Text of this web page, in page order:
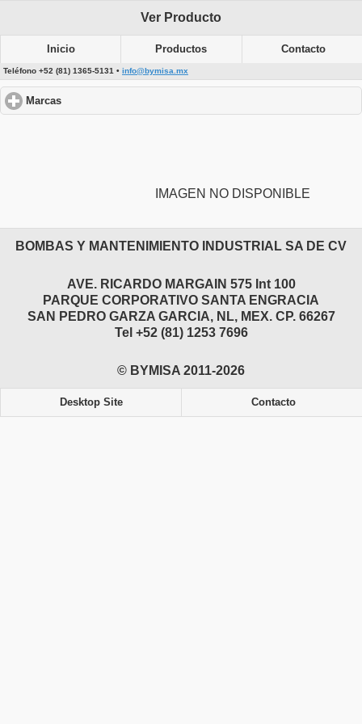
Ver Producto
Inicio Productos Contacto
Teléfono +52 (81) 1365-5131 • info@bymisa.mx
Marcas
IMAGEN NO DISPONIBLE
BOMBAS Y MANTENIMIENTO INDUSTRIAL SA DE CV
AVE. RICARDO MARGAIN 575 Int 100
PARQUE CORPORATIVO SANTA ENGRACIA
SAN PEDRO GARZA GARCIA, NL, MEX. CP. 66267
Tel +52 (81) 1253 7696
© BYMISA 2011-2026
Desktop Site Contacto